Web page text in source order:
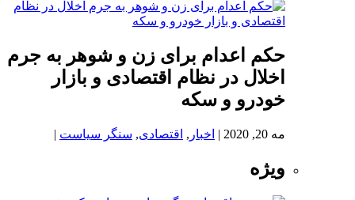
حکم اعدام برای زن و شوهر به جرم
اخلال در نظام اقتصادی و بازار
خودرو و سکه
مه 20, 2020 | اخبار , اقتصادی, سنگر سیاست |
ویژه